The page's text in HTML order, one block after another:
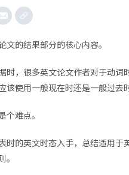
文的结果部分的核心内容。
时，很多英文论文作者对于动词
该使用一般现在时还是一般过去时
个难点。
时的英文时态入手，总结适用于